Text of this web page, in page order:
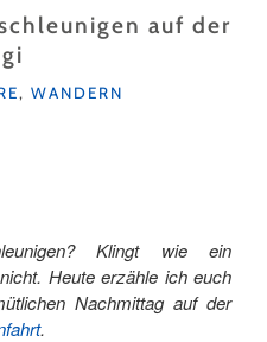
auf der
, WANDERN
Klingt wie ein
Heute erzähle ich euch
Nachmittag auf der
.